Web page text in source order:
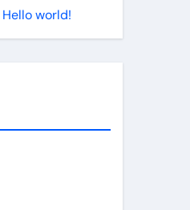
Hello world!